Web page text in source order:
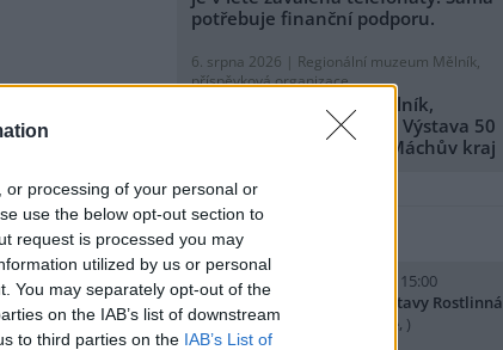
processing of your personal or
use the below opt-out section to
request is processed you may
utilized by us or personal
You may separately opt-out of the
on the IAB’s list of downstream
to third parties on the IAB’s List of
potřebuje finanční podporu.
6. srpna 2026 | Regionální muzeum Mělník,
příspěvková organizace
Regionální muzeum Mělník,
příspěvková organizace: Výstava 50
let CHKO Kokořínsko - Máchův kraj
přidat tiskovou zprávu
kalendář akcí
8. srpna 2026 (sobota) 14:00 - 15:00
Komentované prohlídky výstavy Rostlinná
Odysea(Přednášky a diskuse, )